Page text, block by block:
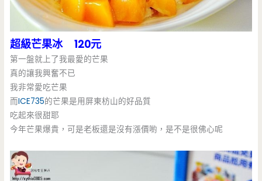
超級芒果冰 120元
第一盤就上了我最愛的芒果
真的讓我興奮不已
我非常愛吃芒果
而ICE735的芒果是用屏東枋山的好品質
吃起來很甜耶
今年芒果爆貴，可是老板還是沒有漲價喲，是不是很佛心呢